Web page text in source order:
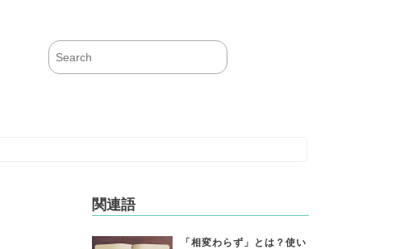
関連語
「相変わらず」とは？使い